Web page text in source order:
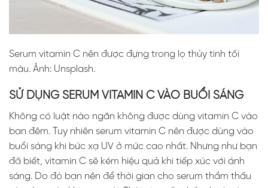
Serum vitamin C nên được đựng trong lọ thủy tinh tối
màu. Ảnh: Unsplash.
SỬ DỤNG SERUM VITAMIN C VÀO BUỔI SÁNG
Không có luật nào ngăn không được dùng vitamin C vào
ban đêm. Tuy nhiên serum vitamin C nên được dùng vào
buổi sáng khi bức xạ UV ở mức cao nhất. Nhưng như bạn
đã biết, vitamin C sẽ kém hiệu quả khi tiếp xúc với ánh
sáng. Do đó bạn nên để thời gian cho serum thẩm thấu